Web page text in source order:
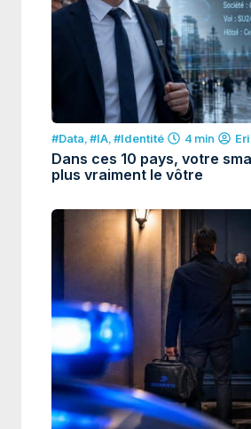
#Data,#IA,#Identité 4 min
Dans ces 10 pays, votre
plus vraiment le vôtre